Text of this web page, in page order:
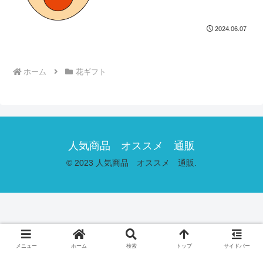
2024.06.07
ホーム 花ギフト
人気商品 オススメ 通販
© 2023 人気商品 オススメ 通販.
メニュー ホーム 検索 トップ サイドバー